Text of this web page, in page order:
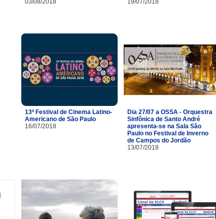
13º Festival de Cinema Latino-
Americano de São Paulo
16/07/2018
Dia 27/07 a OSSA - Orquestra
Sinfônica de Santo André
apresenta-se na Sala São
Paulo no Festival de Inverno
de Campos do Jordão
13/07/2018